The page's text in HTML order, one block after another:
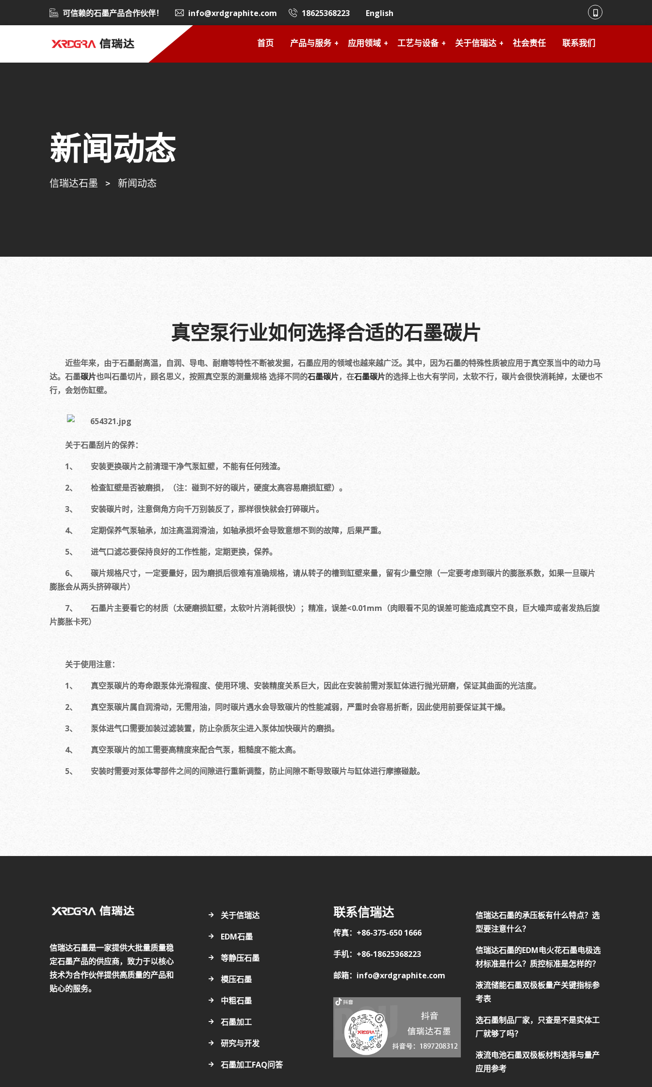
可信赖的石墨产品合作伙伴！ info@xrdgraphite.com 18625368223 English
首页 产品与服务 应用领域 工艺与设备 关于信瑞达 社会责任 联系我们
新闻动态
信瑞达石墨 > 新闻动态
真空泵行业如何选择合适的石墨碳片
近些年来，由于石墨耐高温，自润、导电、耐磨等特性不断被发掘，石墨应用的领域也越来越广泛。其中，因为石墨的特殊性质被应用于真空泵当中的动力马
达。石墨碳片也叫石墨切片，顾名思义，按照真空泵的测量规格 选择不同的石墨碳片，在石墨碳片的选择上也大有学问，太软不行，碳片会很快消耗掉，太硬也不
行，会划伤缸壁。
关于石墨刮片的保养：
1、 安装更换碳片之前清理干净气泵缸壁，不能有任何残渣。
2、 检查缸壁是否被磨损，（注：碰到不好的碳片，硬度太高容易磨损缸壁）。
3、 安装碳片时，注意倒角方向千万别装反了，那样很快就会打碎碳片。
4、 定期保养气泵轴承，加注高温润滑油，如轴承损坏会导致意想不到的故障，后果严重。
5、 进气口滤芯要保持良好的工作性能，定期更换，保养。
6、 碳片规格尺寸，一定要量好，因为磨损后很难有准确规格，请从转子的槽到缸壁来量，留有少量空隙（一定要考虑到碳片的膨胀系数，如果一旦碳片
膨胀会从两头挤碎碳片）
7、 石墨片主要看它的材质（太硬磨损缸壁，太软叶片消耗很快）；精准，误差<0.01mm（肉眼看不见的误差可能造成真空不良，巨大噪声或者发热后旋
片膨胀卡死）
关于使用注意：
1、 真空泵碳片的寿命跟泵体光滑程度、使用环境、安装精度关系巨大，因此在安装前需对泵缸体进行抛光研磨，保证其曲面的光洁度。
2、 真空泵碳片属自润滑动，无需用油，同时碳片遇水会导致碳片的性能减弱，严重时会容易折断，因此使用前要保证其干燥。
3、 泵体进气口需要加装过滤装置，防止杂质灰尘进入泵体加快碳片的磨损。
4、 真空泵碳片的加工需要高精度来配合气泵，粗糙度不能太高。
5、 安装时需要对泵体零部件之间的间隙进行重新调整，防止间隙不断导致碳片与缸体进行摩擦碰敲。
信瑞达石墨是一家提供大批量质量稳
定石墨产品的供应商，致力于以核心
技术为合作伙伴提供高质量的产品和
贴心的服务。
关于信瑞达
EDM石墨
等静压石墨
模压石墨
中粗石墨
石墨加工
研究与开发
石墨加工FAQ问答
联系信瑞达
传真：+86-375-650 1666
手机：+86-18625368223
邮箱：info@xrdgraphite.com
信瑞达石墨的承压板有什么特点？选
型要注意什么？
信瑞达石墨的EDM电火花石墨电极选
材标准是什么？质控标准是怎样的？
液流储能石墨双极板量产关键指标参
考表
选石墨制品厂家，只查是不是实体工
厂就够了吗？
液流电池石墨双极板材料选择与量产
应用参考